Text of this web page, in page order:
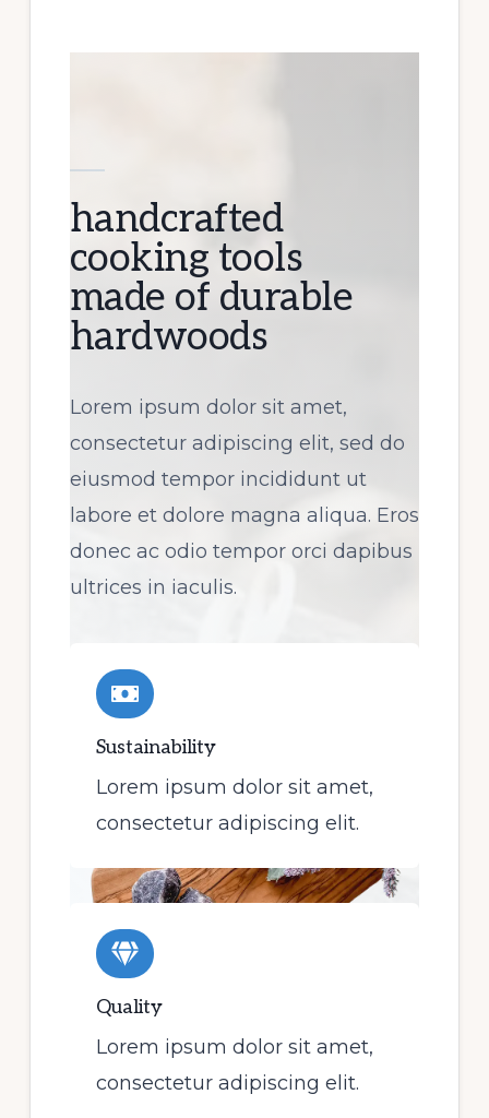
handcrafted
cooking tools
made of durable
hardwoods
Lorem ipsum dolor sit amet,
consectetur adipiscing elit, sed do
eiusmod tempor incididunt ut
labore et dolore magna aliqua. Eros
donec ac odio tempor orci dapibus
ultrices in iaculis.
Sustainability
Lorem ipsum dolor sit amet,
consectetur adipiscing elit.
Quality
Lorem ipsum dolor sit amet,
consectetur adipiscing elit.